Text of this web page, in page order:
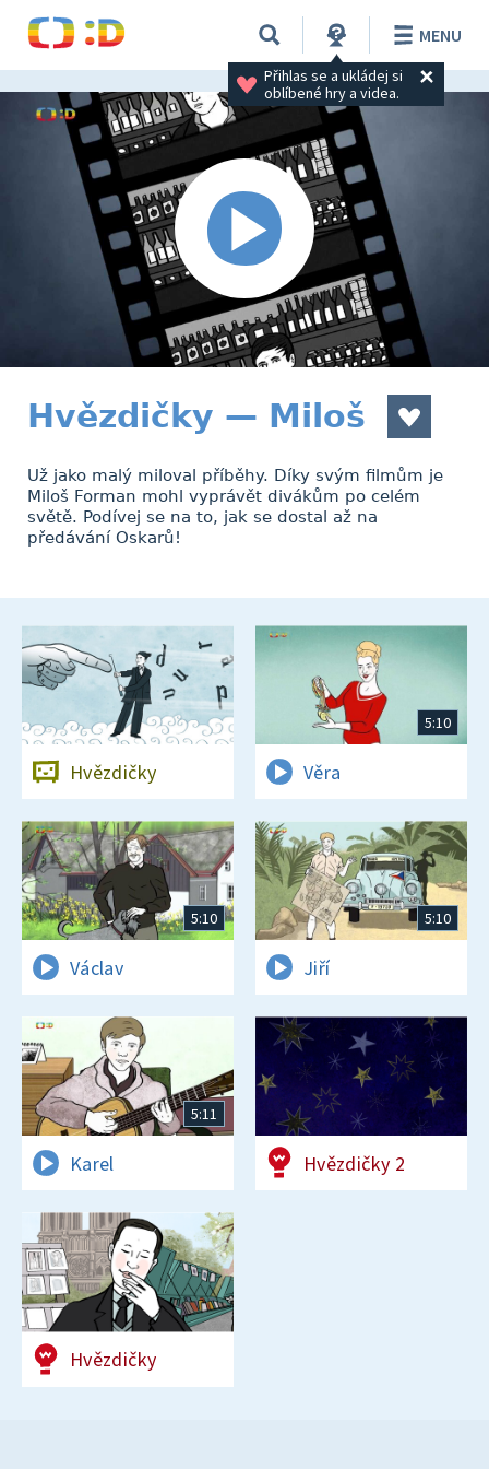
Přihlas se a ukládej si
oblíbené hry a videa.
MENU
Hvězdičky — Miloš
Už jako malý miloval příběhy. Díky svým filmům je
Miloš Forman mohl vyprávět divákům po celém
světě. Podívej se na to, jak se dostal až na
předávání Oskarů!
Hvězdičky
5:10
Věra
5:10
Václav
5:10
Jiří
5:11
Karel Hvězdičky 2
Hvězdičky